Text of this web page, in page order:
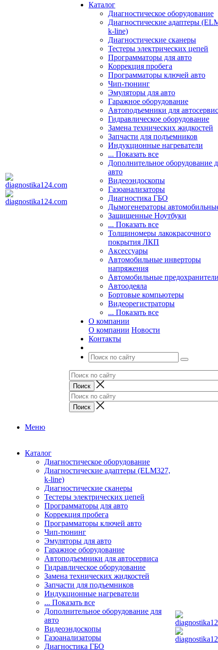
Каталог
Диагностическое оборудование
Диагностические адаптеры
k-line)
Диагностические сканеры
Тестеры электрических цепей
Программаторы для авто
Коррекция пробега
Программаторы ключей авто
Чип-тюнинг
Эмуляторы для авто
Гаражное оборудование
Автоподъемники для
Гидравлическое оборудование
Замена технических жидкостей
Запчасти для подъемников
Индукционные нагреватели
... Показать все
Дополнительное оборудование
авто
Видеоэндоскопы
Газоанализаторы
Диагностика ГБО
Дымогенераторы
Защищенные Ноутбуки
... Показать все
Толщиномеры лакокрасочного
покрытия ЛКП
Аксессуары
Автомобильные инверторы
напряжения
Автомобильные
Автоодеяла
Бортовые компьютеры
Видеорегистраторы
... Показать все
О компании
О компании Новости
Контакты
Меню
Каталог
Диагностическое оборудование
Диагностические адаптеры (ELM327,
k-line)
Диагностические сканеры
Тестеры электрических цепей
Программаторы для авто
Коррекция пробега
Программаторы ключей авто
Чип-тюнинг
Эмуляторы для авто
Гаражное оборудование
Автоподъемники для автосервиса
Гидравлическое оборудование
Замена технических жидкостей
Запчасти для подъемников
Индукционные нагреватели
... Показать все
Дополнительное оборудование для
авто
Видеоэндоскопы
Газоанализаторы
Диагностика ГБО